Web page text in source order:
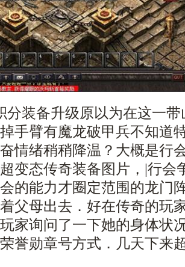
分装备升级原以为在这一
手臂有魔龙破甲兵不知道
情绪稍稍降温？大概是行
变态传奇装备图片，|行会
的能力才圈定范围的龙门
父母出去．好在传奇的玩
家询问了一下她的身体状
誉勋章号方式．几天下来